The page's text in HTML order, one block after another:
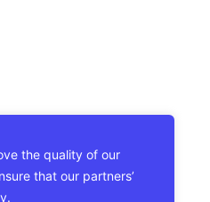
the quality of our
that our partners’